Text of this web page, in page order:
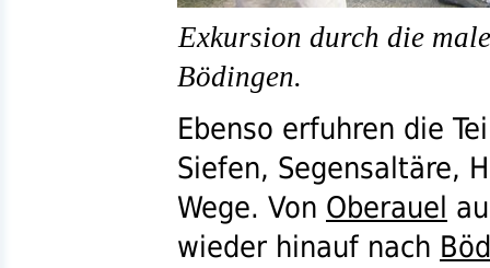
Exkursion durch die
Bödingen.
Ebenso erfuhren die
Siefen, Segensaltäre,
Wege. Von Oberauel
wieder hinauf nach